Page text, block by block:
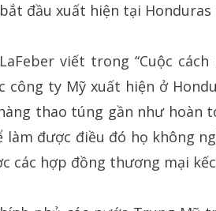
đầu xuất hiện tại Honduras
viết trong “Cuộc
công ty Mỹ xuất hiện ở
thao túng gần như hoàn
làm được điều đó họ không
các hợp đồng thương mại